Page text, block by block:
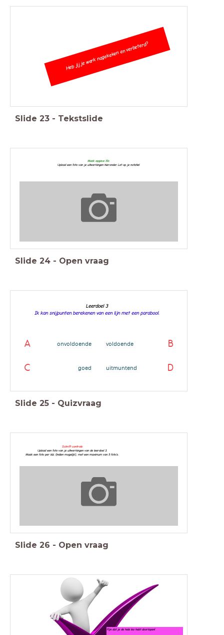
Heb jij je werk nagekeken en verbeterd?
Slide 23 - Tekstslide
Maak opgave 19c
Upload een foto van je uitwerkingen hieronder.Let op je notatie!
Slide 24 - Open vraag
Leerdoel 3
Ik kan snijpunten berekenen van een lijn met een parabool.
A onvoldoende B
voldoende
C goed D
uitmuntend
Slide 25 - Quizvraag
Schrift controle
Upload een foto van je uitwerkingen van de leerdoel 3.
Maak een foto per blz. (indien mogelijk), met een maximum van 5 foto's.
Slide 26 - Open vraag
Fijn dat je de hele les hebt doorlopen!